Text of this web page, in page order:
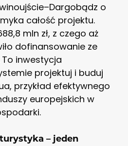
o
całość projektu.
mln zł, z czego aż
dofinansowanie ze
inwestycja
projektuj i buduj
przykład efektywnego
europejskich w
– jeden